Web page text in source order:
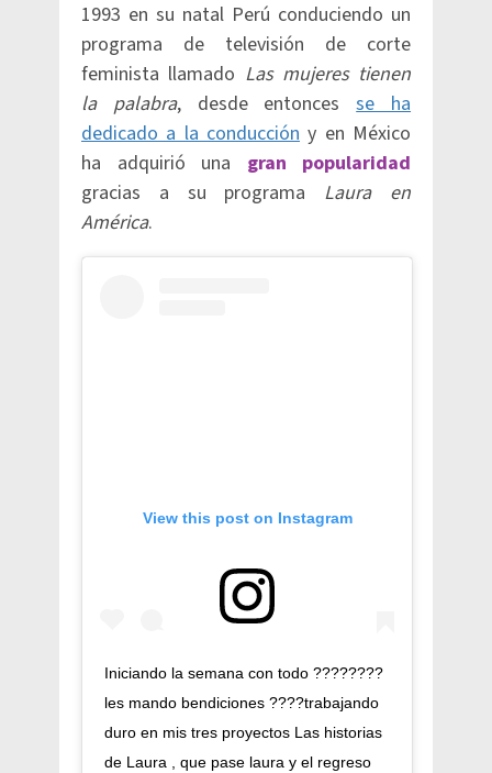
1993 en su natal Perú conduciendo un
programa de televisión de corte
feminista llamado Las mujeres tienen
la palabra, desde entoncesse ha
dedicado a la conducción y en México
ha adquirió una gran popularidad
gracias a su programa Laura en
América.
View this post on Instagram
Iniciando la semana con todo ????????
les mando bendiciones ????trabajando
duro en mis tres proyectos Las historias
de Laura , que pase laura y el regreso